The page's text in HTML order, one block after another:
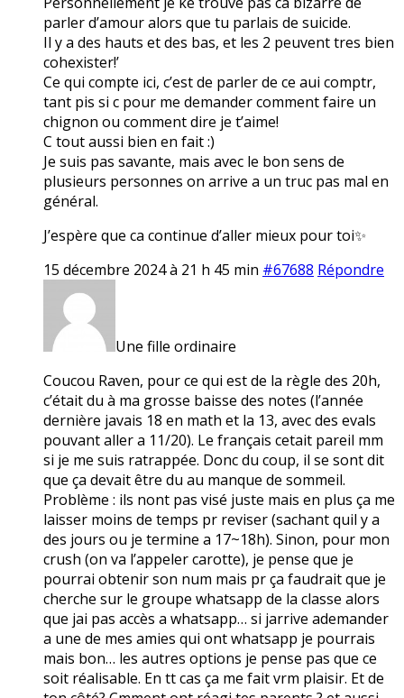
parler d’amour alors que tu parlais de suicide.
Il y a des hauts et des bas, et les 2 peuvent tres bien
cohexister!’
Ce qui compte ici, c’est de parler de ce aui comptr,
tant pis si c pour me demander comment faire un
chignon ou comment dire je t’aime!
C tout aussi bien en fait :)
Je suis pas savante, mais avec le bon sens de
plusieurs personnes on arrive a un truc pas mal en
général.
J’espère que ca continue d’aller mieux pour toi✨
15 décembre 2024 à 21 h 45 min #67688 Répondre
Une fille ordinaire
Coucou Raven, pour ce qui est de la règle des 20h,
c’était du à ma grosse baisse des notes (l’année
dernière javais 18 en math et la 13, avec des evals
pouvant aller a 11/20). Le français cetait pareil mm
si je me suis ratrappée. Donc du coup, il se sont dit
que ça devait être du au manque de sommeil.
Problème : ils nont pas visé juste mais en plus ça me
laisser moins de temps pr reviser (sachant quil y a
des jours ou je termine a 17~18h). Sinon, pour mon
crush (on va l’appeler carotte), je pense que je
pourrai obtenir son num mais pr ça faudrait que je
cherche sur le groupe whatsapp de la classe alors
que jai pas accès a whatsapp… si jarrive ademander
a une de mes amies qui ont whatsapp je pourrais
mais bon… les autres options je pense pas que ce
soit réalisable. En tt cas ça me fait vrm plaisir. Et de